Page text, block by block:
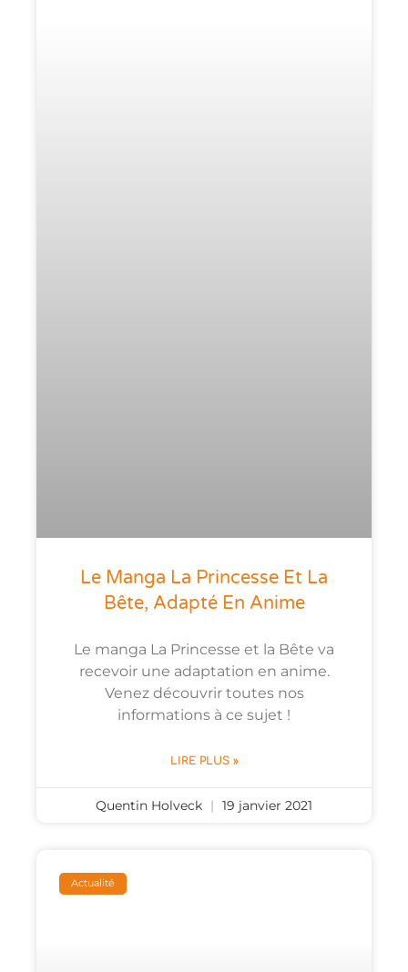
Le Manga La Princesse Et La
Bête, Adapté En Anime
Le manga La Princesse et la Bête va
recevoir une adaptation en anime.
Venez découvrir toutes nos
informations à ce sujet !
LIRE PLUS »
Quentin Holveck 19 janvier 2021
Actualité